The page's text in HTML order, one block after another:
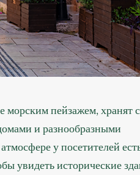
пейзажем, хранят
и разнообразными
у посетителей
увидеть исторические